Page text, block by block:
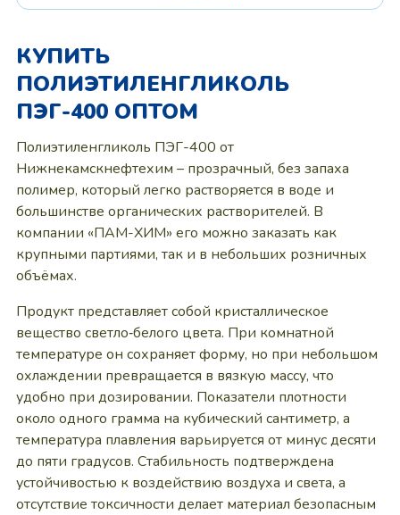
КУПИТЬ
ПОЛИЭТИЛЕНГЛИКОЛЬ
ПЭГ-400 ОПТОМ
Полиэтиленгликоль ПЭГ-400 от
Нижнекамскнефтехим – прозрачный, без запаха
полимер, который легко растворяется в воде и
большинстве органических растворителей. В
компании «ПАМ-ХИМ» его можно заказать как
крупными партиями, так и в небольших розничных
объёмах.
Продукт представляет собой кристаллическое
вещество светло‑белого цвета. При комнатной
температуре он сохраняет форму, но при небольшом
охлаждении превращается в вязкую массу, что
удобно при дозировании. Показатели плотности
около одного грамма на кубический сантиметр, а
температура плавления варьируется от минус десяти
до пяти градусов. Стабильность подтверждена
устойчивостью к воздействию воздуха и света, а
отсутствие токсичности делает материал безопасным